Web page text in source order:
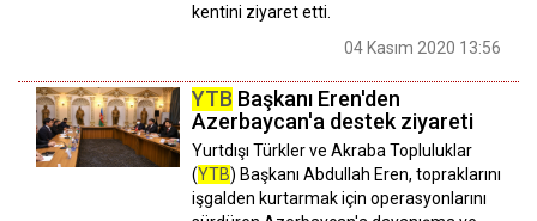
kentini ziyaret etti.
04 Kasım 2020 13:56
YTB Başkanı Eren'den
Azerbaycan'a destek ziyareti
Yurtdışı Türkler ve Akraba Topluluklar
(YTB) Başkanı Abdullah Eren, topraklarını
işgalden kurtarmak için operasyonlarını